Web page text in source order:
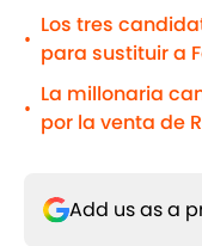
•
Los tres
para sustituir a
•
La millonaria
por la venta de
Add us as a